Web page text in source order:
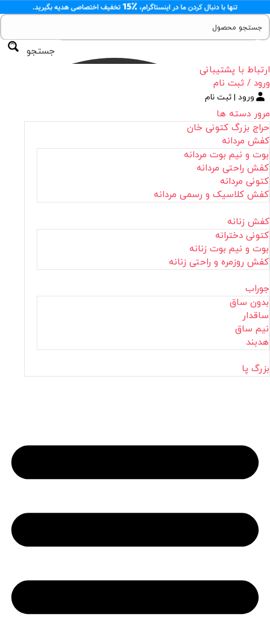
جستجو
ارتباط با پشتیبانی
ورود / ثبت نام
ورود | ثبت نام
مرور دسته ها
حراج بزرگ کتونی خان
کفش مردانه
بوت و نیم بوت مردانه
کفش راحتی مردانه
کتونی مردانه
کفش کلاسیک و رسمی مردانه
کفش زنانه
کتونی دخترانه
بوت و نیم بوت زنانه
کفش روزمره و راحتی زنانه
جوراب
بدون ساق
ساقدار
نیم ساق
هدبند
بزرگ پا